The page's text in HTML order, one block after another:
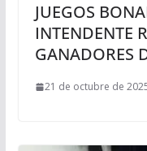
JUEGOS
INTENDENTE
GANADORES
21 de octubre de